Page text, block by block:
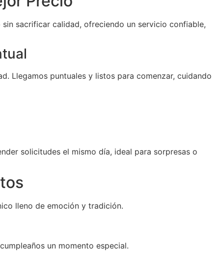
sacrificar calidad, ofreciendo un servicio confiable,
Llegamos puntuales y listos para comenzar, cuidando
solicitudes el mismo día, ideal para sorpresas o
lleno de emoción y tradición.
un momento especial.